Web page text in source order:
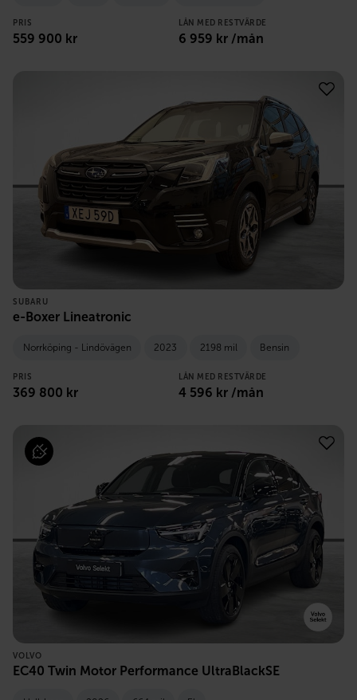
PRIS
559 900 kr
LÅN MED RESTVÄRDE
6 959 kr /mån
SUBARU
e-Boxer Lineatronic
Norrköping - Lindövägen 2023 2198 mil Bensin
PRIS
369 800 kr
LÅN MED RESTVÄRDE
4 596 kr /mån
VOLVO
EC40 Twin Motor Performance UltraBlackSE